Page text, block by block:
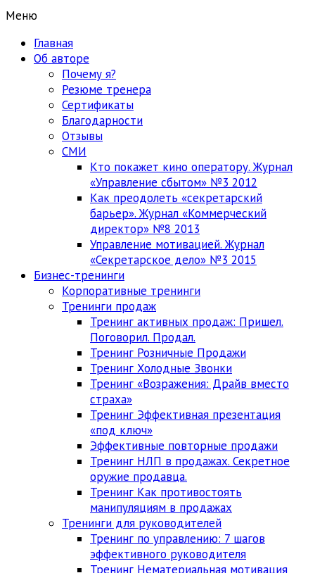
Меню
Главная
Об авторе
Почему я?
Резюме тренера
Сертификаты
Благодарности
Отзывы
СМИ
Кто покажет кино оператору. Журнал
«Управление сбытом» №3 2012
Как преодолеть «секретарский
барьер». Журнал «Коммерческий
директор» №8 2013
Управление мотивацией. Журнал
«Секретарское дело» №3 2015
Бизнес-тренинги
Корпоративные тренинги
Тренинги продаж
Тренинг активных продаж: Пришел.
Поговорил. Продал.
Тренинг Розничные Продажи
Тренинг Холодные Звонки
Тренинг «Возражения: Драйв вместо
страха»
Тренинг Эффективная презентация
«под ключ»
Эффективные повторные продажи
Тренинг НЛП в продажах. Секретное
оружие продавца.
Тренинг Как противостоять
манипуляциям в продажах
Тренинги для руководителей
Тренинг по управлению: 7 шагов
эффективного руководителя
Тренинг Нематериальная мотивация